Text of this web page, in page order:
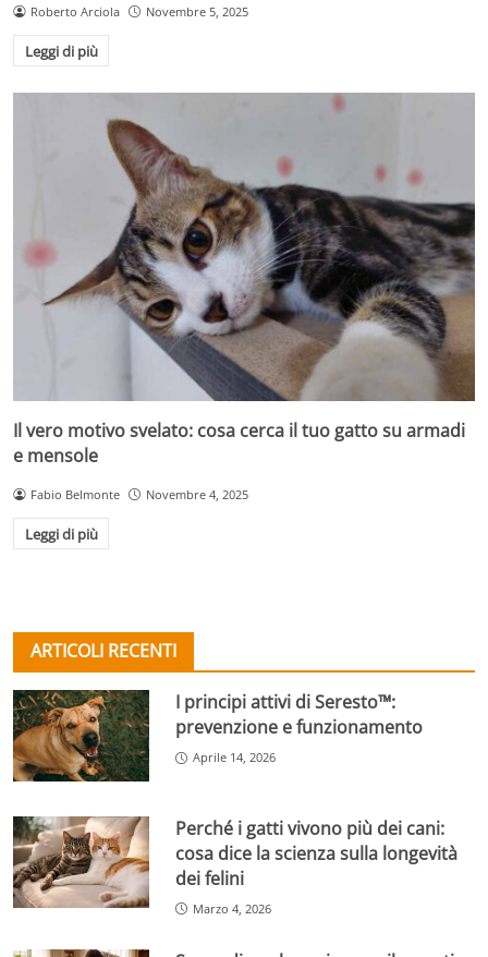
Roberto Arciola Novembre 5, 2025
Leggi di più
Il vero motivo svelato: cosa cerca il tuo gatto su armadi
e mensole
Fabio Belmonte Novembre 4, 2025
Leggi di più
ARTICOLI RECENTI
I principi attivi di Seresto™:
prevenzione e funzionamento
Aprile 14, 2026
Perché i gatti vivono più dei cani:
cosa dice la scienza sulla longevità
dei felini
Marzo 4, 2026